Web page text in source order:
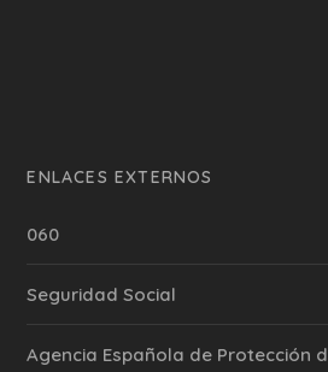
ENLACES EXTERNOS
060
Seguridad Social
Agencia Española de Protección